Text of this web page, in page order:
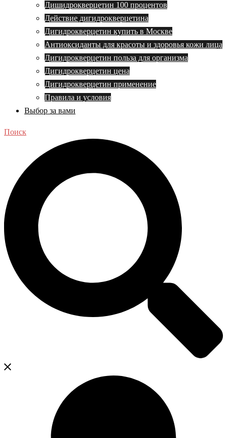
Дишидрокверцетин 100 процентов
Действие дигидрокверцетина
Дигидрокверцетин купить в Москве
Антиоксиданты для красоты и здоровья кожи лица
Дигидрокверцетин польза для организма
Дигидрокверцетин цена
Дигидрокверцетин применение
Правила и условия
Выбор за вами
Поиск